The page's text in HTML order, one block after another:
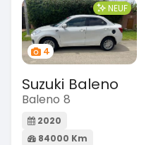
4
NEUF
Suzuki Baleno
Baleno 8
2020
84000 Km